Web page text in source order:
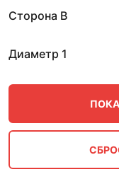
Сторона B
Диаметр 1